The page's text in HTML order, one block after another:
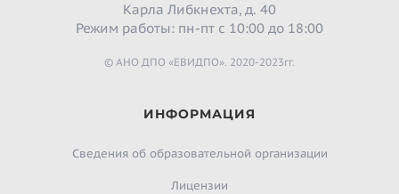
Карла Либкнехта, д. 40
Режим работы: пн-пт с 10:00 до 18:00
© АНО ДПО «ЕВИДПО». 2020-2023гг.
ИНФОРМАЦИЯ
Сведения об образовательной организации
Лицензии